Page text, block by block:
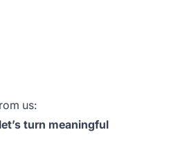
us:
turn meaningful